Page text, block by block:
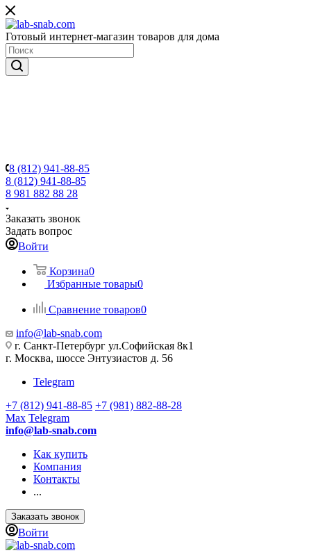
Готовый интернет-магазин товаров для дома
8 (812) 941-88-85
8 (812) 941-88-85
8 981 882 88 28
Заказать звонок
Задать вопрос
Войти
Корзина0
Избранные товары0
Сравнение товаров0
info@lab-snab.com
г. Санкт-Петербург ул.Софийская 8к1
г. Москва, шоссе Энтузиастов д. 56
Telegram
+7 (812) 941-88-85 +7 (981) 882-88-28
Max Telegram
info@lab-snab.com
Как купить
Компания
Контакты
...
Заказать звонок
Войти